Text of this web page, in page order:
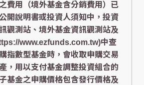
費用（境外基金含分銷費用）已
開說明書或投資人須知中，投資
觀測站、境外基金資訊觀測站及
www.ezfunds.com.tw)中查
指數型基金時，會收取申購交易
，用以支付基金調整投資組合的
基金之申購價格包含發行價格及